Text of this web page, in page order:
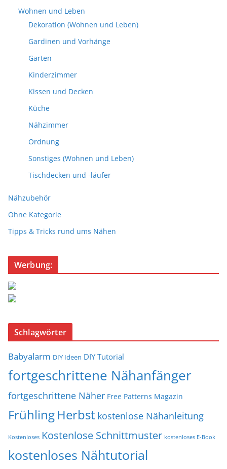
Wohnen und Leben
Dekoration (Wohnen und Leben)
Gardinen und Vorhänge
Garten
Kinderzimmer
Kissen und Decken
Küche
Nähzimmer
Ordnung
Sonstiges (Wohnen und Leben)
Tischdecken und -läufer
Nähzubehör
Ohne Kategorie
Tipps & Tricks rund ums Nähen
Werbung:
Schlagwörter
Babyalarm DIY Ideen DIY Tutorial
fortgeschrittene Nähanfänger
fortgeschrittene Näher Free Patterns Magazin
FrühlingHerbst kostenlose Nähanleitung
Kostenloses Kostenlose Schnittmuster kostenloses E-Book
kostenloses Nähtutorial